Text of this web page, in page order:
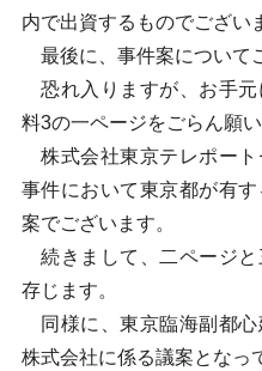
内で出資するものでござい
最後に、事件案について
恐れ入りますが、お手元
料3の一ページをごらん願
株式会社東京テレポート
事件において東京都が有
案でございます。
続きまして、二ページと
存じます。
同様に、東京臨海副都心
株式会社に係る議案となっ